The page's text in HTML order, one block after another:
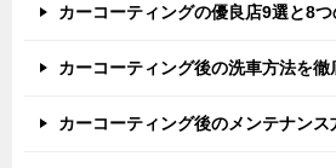
カーコーティングの優良店9選と8
カーコーティング後の洗車方法を徹
カーコーティング後のメンテナンス